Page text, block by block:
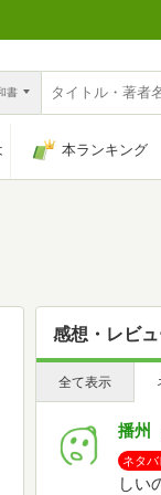
書
本ランキング
感想・レビ
全て表示
播州
ネタバ
しい